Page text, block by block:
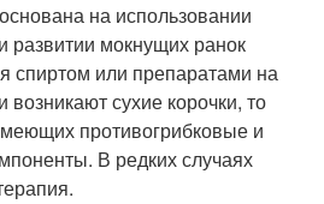
на использовании
развитии мокнущих ранок
спиртом или препаратами на
возникают сухие корочки, то
противогрибковые и
В редких случаях